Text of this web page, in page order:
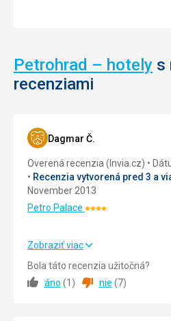
Petrohrad – hotely s
recenziami
Dagmar Č.
Overená recenzia (Invia.cz)
Recenzia vytvorená pred 3 a
November 2013
Petro PalaceHodnotenie:
Ubytovanie
Zobraziť viac
Bola táto recenzia užitočná?
áno (1 ) nie (7)